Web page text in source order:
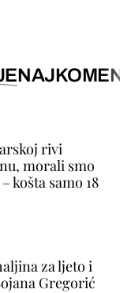
rivi
morali smo
košta samo 18
za ljeto i
Gregorić